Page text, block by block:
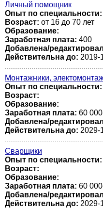
Личный помощник
Опыт по специальности:
Возраст: от 16 до 70 лет
Образование:
Заработная плата: 400
Добавлена/
Действительна до: 2019-
Монтажники,
Опыт по специальности:
Возраст:
Образование:
Заработная плата: 60
Добавлена/
Действительна до: 2029-
Сварщики
Опыт по специальности:
Возраст:
Образование:
Заработная плата: 60
Добавлена/
Действительна до: 2029-